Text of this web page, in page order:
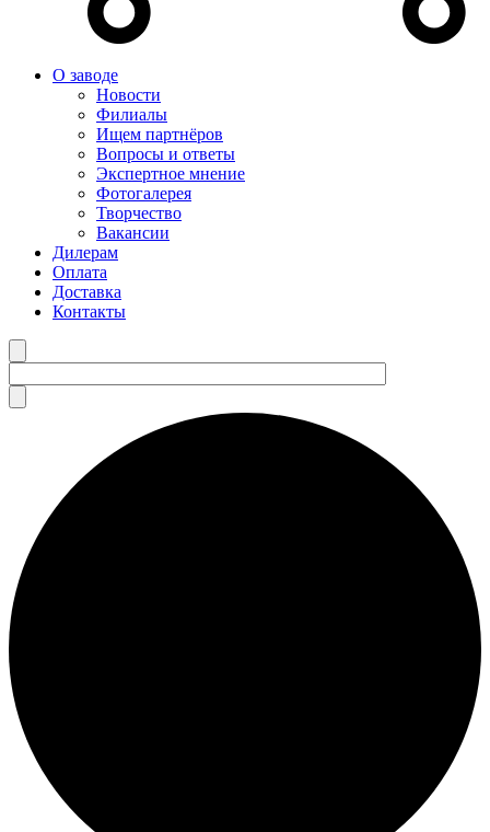
О заводе
Новости
Филиалы
Ищем партнёров
Вопросы и ответы
Экспертное мнение
Фотогалерея
Творчество
Вакансии
Дилерам
Оплата
Доставка
Контакты